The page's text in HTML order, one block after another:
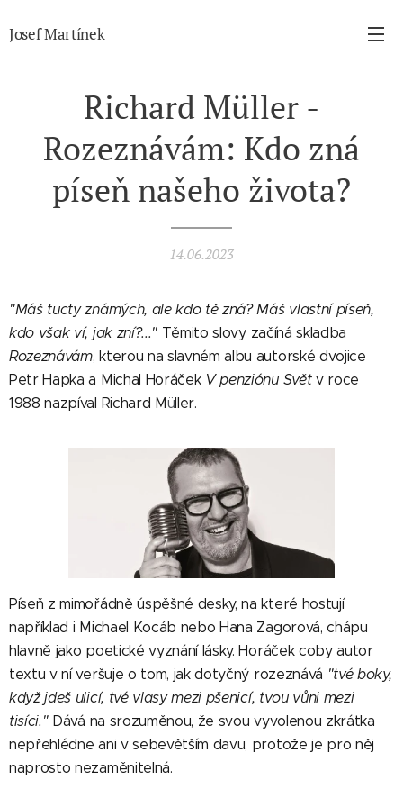
Josef Martínek
Richard Müller -
Rozeznávám: Kdo zná
píseň našeho života?
14.06.2023
"Máš tucty známých, ale kdo tě zná? Máš vlastní píseň,
kdo však ví, jak zní?..." Těmito slovy začíná skladba
Rozeznávám, kterou na slavném albu autorské dvojice
Petr Hapka a Michal Horáček V penziónu Světv roce
1988 nazpíval Richard Müller.
Píseň z mimořádně úspěšné desky, na které hostují
například i Michael Kocáb nebo Hana Zagorová, chápu
hlavně jako poetické vyznání lásky. Horáček coby autor
textu v ní veršuje o tom, jak dotyčný rozeznává "tvé boky,
když jdeš ulicí, tvé vlasy mezi pšenicí, tvou vůni mezi
tisíci."Dává na srozuměnou, že svou vyvolenou zkrátka
nepřehlédne ani v sebevětším davu, protože je pro něj
naprosto nezaměnitelná.